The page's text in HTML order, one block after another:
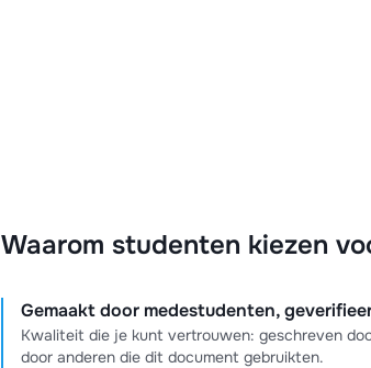
Waarom studenten kiezen
Gemaakt door medestudenten,
Kwaliteit die je kunt vertrouwen: geschreven
door anderen die dit document gebruikten.